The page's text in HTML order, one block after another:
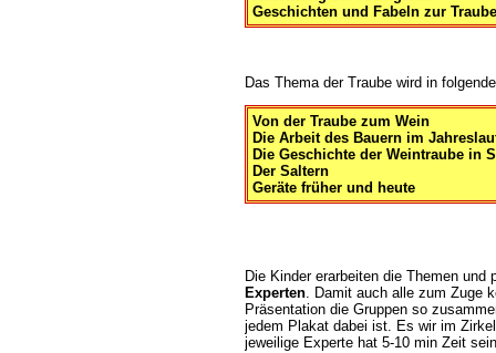
Geschichten und Fabeln zur Traube
Das Thema der Traube wird in
Von der Traube zum Wein
Die Arbeit des Bauern im
Die Geschichte der Weintraube in
Der Saltern
Geräte früher und heute
Die Kinder erarbeiten die Themen und
Experten. Damit auch alle zum Zuge
Präsentation die Gruppen so
jedem Plakat dabei ist. Es wir im
jeweilige Experte hat 5-10 min Zeit